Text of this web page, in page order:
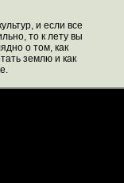
и если все
то к лету вы
о том, как
землю и как